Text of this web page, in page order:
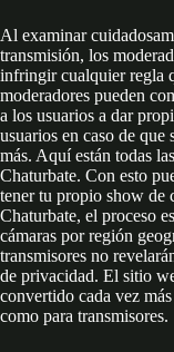
Al examinar
transmisión, los
infringir cualquier regla
moderadores pueden
a los usuarios a dar
usuarios en caso de
más. Aquí están todas
Chaturbate. Con esto
tener tu propio show de
Chaturbate, el proceso
cámaras por región
transmisores no
de privacidad. El sitio
convertido cada vez
como para transmisores.